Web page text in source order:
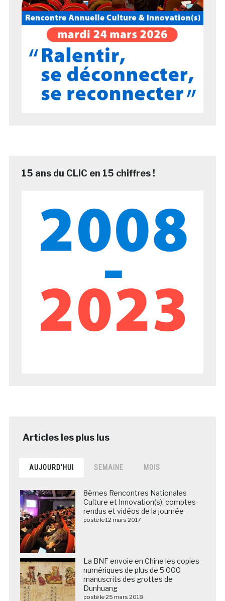
15 ans du CLIC en 15 chiffres !
AUJOURD’HUI SEMAINE MOIS
8èmes Rencontres Nationales
Culture et Innovation(s): comptes-
rendus et vidéos de la journée
posté le 12 mars 2017
La BNF envoie en Chine les copies
numériques de plus de 5 000
manuscrits des grottes de
Dunhuang
posté le 25 mars 2018